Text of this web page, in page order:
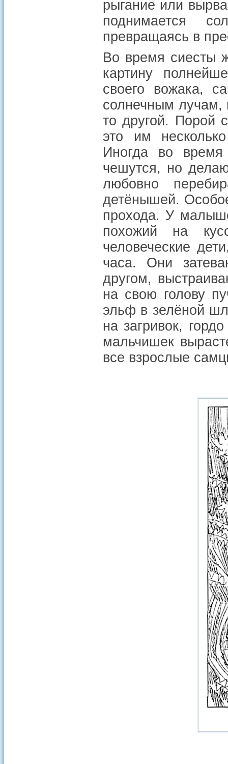
рыгание или
поднимается
превращаясь в
Во время сиесты
картину
своего вожака,
солнечным лучам,
то другой. Порой
это им
Иногда во время
чешутся, но
любовно
детёнышей.
прохода. У
похожий на
человеческие
часа. Они
другом,
на свою голову
эльф в зелёной
на загривок,
мальчишек
все взрослые